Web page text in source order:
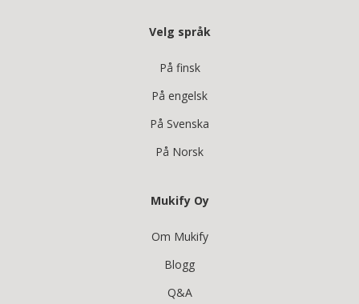
Velg språk
På finsk
På engelsk
På Svenska
På Norsk
Mukify Oy
Om Mukify
Blogg
Q&A